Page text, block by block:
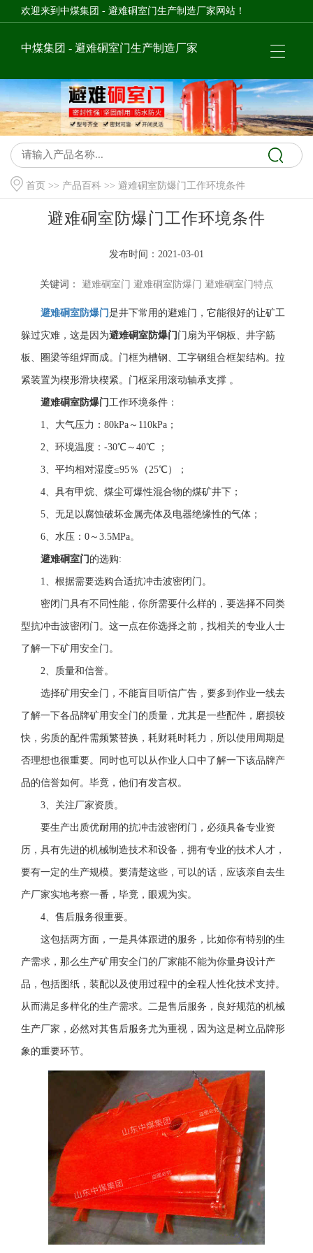
欢迎来到中煤集团 - 避难硐室门生产制造厂家网站！
中煤集团 - 避难硐室门生产制造厂家
首页 >> 产品百科 >> 避难硐室防爆门工作环境条件
避难硐室防爆门工作环境条件
发布时间：2021-03-01
关键词： 避难硐室门 避难硐室防爆门 避难硐室门特点
避难硐室防爆门是井下常用的避难门，它能很好的让矿工
躲过灾难，这是因为避难硐室防爆门 门扇为平钢板、井字筋
板、圈梁等组焊而成。门框为槽钢、工字钢组合框架结构。拉
紧装置为楔形滑块楔紧。门枢采用滚动轴承支撑 。
避难硐室防爆门 工作环境条件：
1、大气压力：80kPa～110kPa；
2、环境温度：-30℃～40℃ ；
3、平均相对湿度≤95％（25℃）；
4、具有甲烷、煤尘可爆性混合物的煤矿井下；
5、无足以腐蚀破坏金属壳体及电器绝缘性的气体；
6、水压：0～3.5MPa。
避难硐室门 的选购:
1、根据需要选购合适抗冲击波密闭门。
密闭门具有不同性能，你所需要什么样的，要选择不同类
型抗冲击波密闭门。这一点在你选择之前，找相关的专业人士
了解一下矿用安全门。
2、质量和信誉。
选择矿用安全门，不能盲目听信广告，要多到作业一线去
了解一下各品牌矿用安全门的质量，尤其是一些配件，磨损较
快，劣质的配件需频繁替换，耗财耗时耗力，所以使用周期是
否理想也很重要。同时也可以从作业人口中了解一下该品牌产
品的信誉如何。毕竟，他们有发言权。
3、关注厂家资质。
要生产出质优耐用的抗冲击波密闭门，必须具备专业资
历，具有先进的机械制造技术和设备，拥有专业的技术人才，
要有一定的生产规模。要清楚这些，可以的话，应该亲自去生
产厂家实地考察一番，毕竟，眼观为实。
4、售后服务很重要。
这包括两方面，一是具体跟进的服务，比如你有特别的生
产需求，那么生产矿用安全门的厂家能不能为你量身设计产
品，包括图纸，装配以及使用过程中的全程人性化技术支持。
从而满足多样化的生产需求。二是售后服务，良好规范的机械
生产厂家，必然对其售后服务尤为重视，因为这是树立品牌形
象的重要环节。